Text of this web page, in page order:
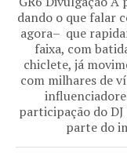
dando o que falar
agora– que
faixa, com
chiclete, já
com milhares de
participação do
parte do